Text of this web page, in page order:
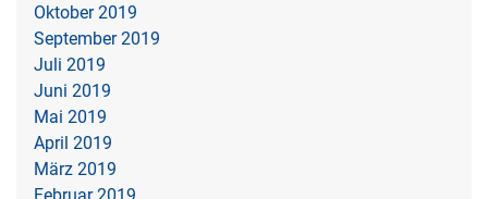
Oktober 2019
September 2019
Juli 2019
Juni 2019
Mai 2019
April 2019
März 2019